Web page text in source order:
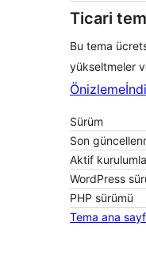
Ticari
Bu tema
yükseltmeler
Önizleme
Sürüm
Son
Aktif
WordPress
PHP sürümü
Tema ana